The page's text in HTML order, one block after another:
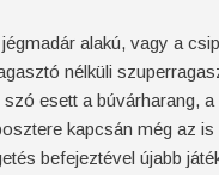
alakú, vagy a
nélküli
esett a búvárharang,
kapcsán még az
befejeztével újabb